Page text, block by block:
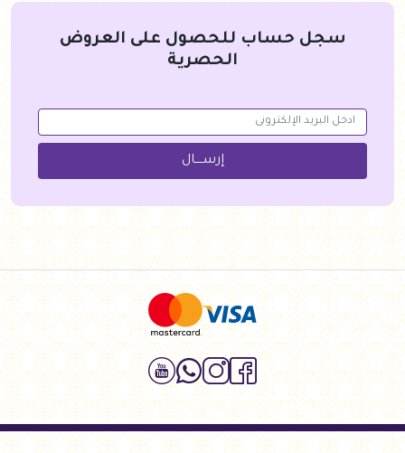
سجل حساب للحصول على العروض
الحصرية
إرســــال